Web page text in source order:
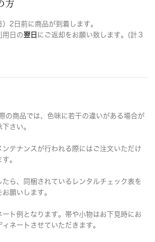
方
2日前に商品が到着します。
用日の翌日 にご返却をお願い致します。(計３
の商品では、色味に若干の違いがある場合が
さい。
テナンスが行われる際にはご注文いただけ
。
ら、同梱されているレンタルチェック表を
願いします。
ト例となります。帯や小物はお下見時にお
ネートさせていただきます。